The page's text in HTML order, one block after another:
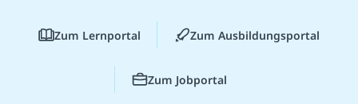
Zum Lernportal Zum Ausbildungsportal
Zum Jobportal